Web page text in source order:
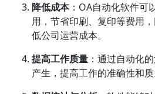
降低成本：OA自动化软件可
用，节省印刷、复印等费用
低公司运营成本。
提高工作质量 ：通过自动化
产生，提高工作的准确性和质